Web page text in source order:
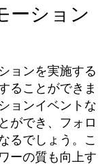
ーション
ョンを実施する
ることができま
ョンイベントな
ができ、フォロ
るでしょう。こ
ーの質も向上す